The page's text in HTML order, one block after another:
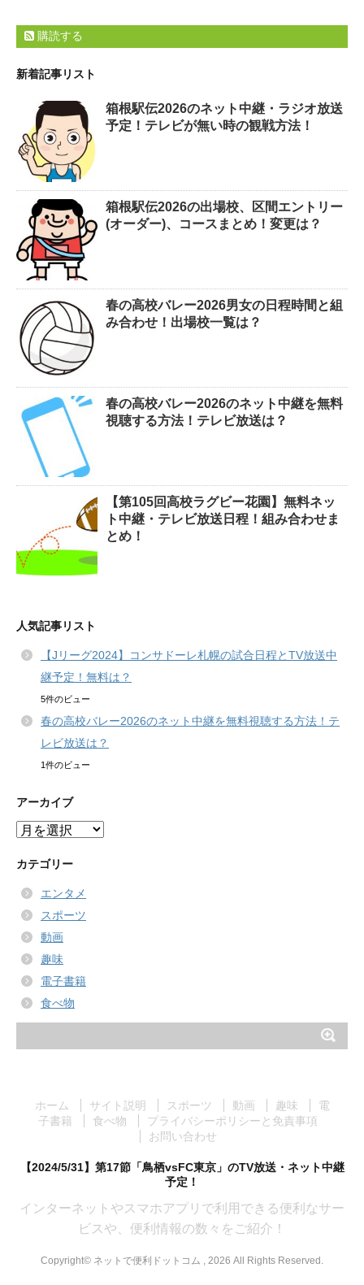
購読する
新着記事リスト
箱根駅伝2026のネット中継・ラジオ放送
予定！テレビが無い時の観戦方法！
箱根駅伝2026の出場校、区間エントリー
(オーダー)、コースまとめ！変更は？
春の高校バレー2026男女の日程時間と組
み合わせ！出場校一覧は？
春の高校バレー2026のネット中継を無料
視聴する方法！テレビ放送は？
【第105回高校ラグビー花園】無料ネッ
ト中継・テレビ放送日程！組み合わせま
とめ！
人気記事リスト
【Jリーグ2024】コンサドーレ札幌の試合日程とTV放送中
継予定！無料は？
5件のビュー
春の高校バレー2026のネット中継を無料視聴する方法！テ
レビ放送は？
1件のビュー
アーカイブ
ア
カ
ブ
カテゴリー
エンタメ
スポーツ
動画
趣味
電子書籍
食べ物
ホーム サイト説明 スポーツ 動画 趣味
電
子書籍
食べ物
プライバシーポリシーと免責事項
お問い合わせ
【2024/5/31】第17節「鳥栖vsFC東京」のTV放送・ネット中継
予定！
インターネットやスマホアプリで利用できる便利なサー
ビスや、便利情報の数々をご紹介！
Copyright© ネットで便利ドットコム , 2026 All Rights Reserved.